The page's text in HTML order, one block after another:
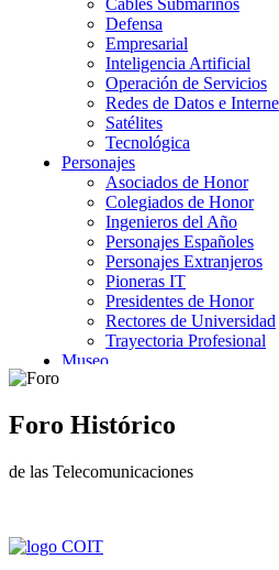
Foro Histórico
de las Telecomunicaciones